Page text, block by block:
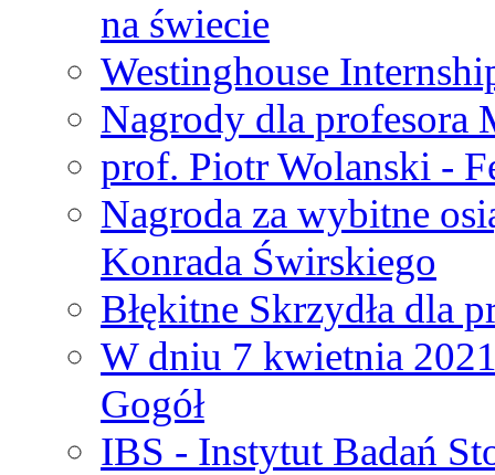
na świecie
Westinghouse
Nagrody dla profesora
prof. Piotr Wolanski -
Nagroda za wybitne
Konrada Świrskiego
Błękitne Skrzydła dla
W dniu 7 kwietnia
Gogół
IBS - Instytut Badań